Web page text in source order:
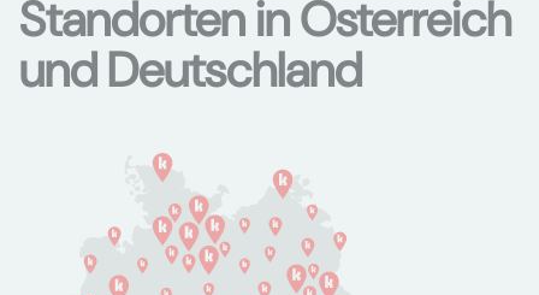
Standorten in Österreich
und Deutschland